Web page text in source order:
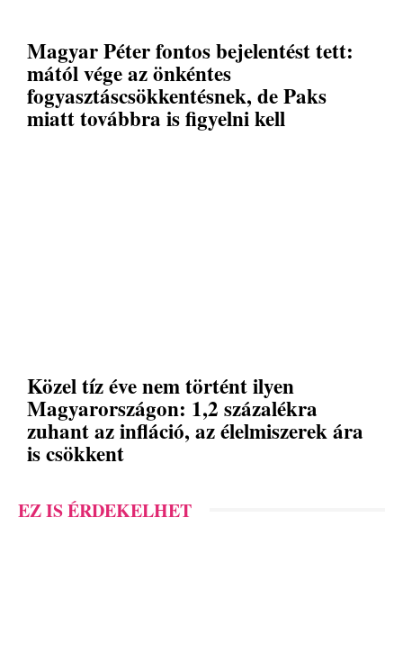
Magyar Péter fontos bejelentést tett:
mától vége az önkéntes
fogyasztáscsökkentésnek, de Paks
miatt továbbra is figyelni kell
Közel tíz éve nem történt ilyen
Magyarországon: 1,2 százalékra
zuhant az infláció, az élelmiszerek ára
is csökkent
EZ IS ÉRDEKELHET